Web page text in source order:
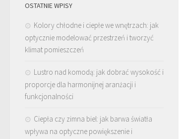
OSTATNIE WPISY
Kolory chłodne i ciepłe we wnętrzach: jak
optycznie modelować przestrzeń i tworzyć
klimat pomieszczeń
Lustro nad komodą: jak dobrać wysokość i
proporcje dla harmonijnej aranżacji i
funkcjonalności
Ciepła czy zimna biel: jak barwa światła
wpływa na optyczne powiększenie i